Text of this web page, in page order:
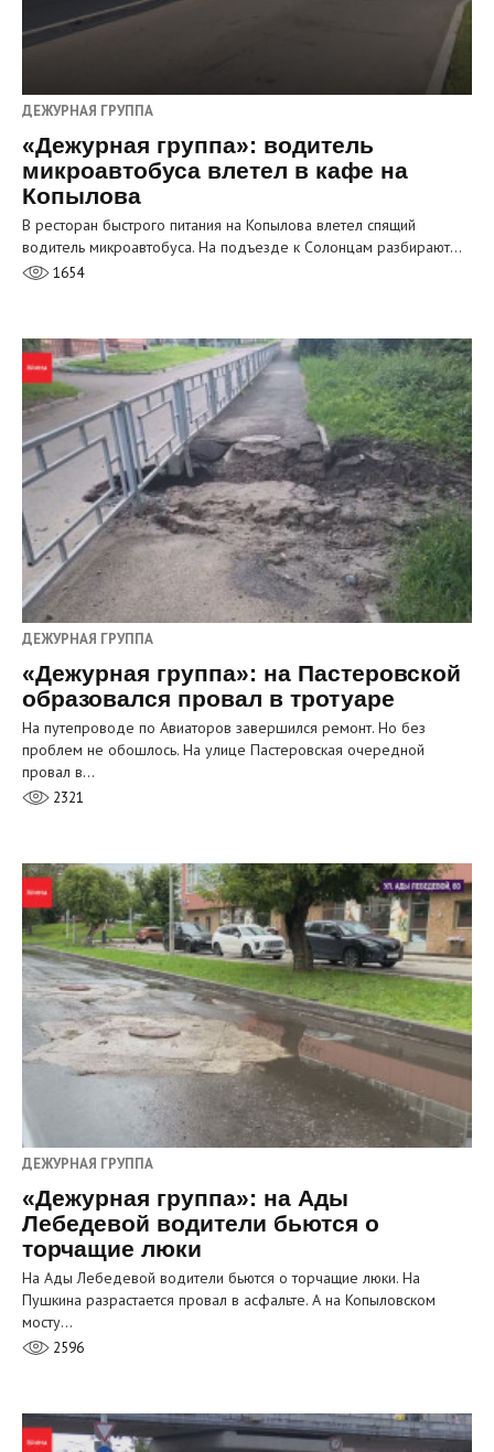
ДЕЖУРНАЯ ГРУППА
«Дежурная группа»: водитель
микроавтобуса влетел в кафе на
Копылова
В ресторан быстрого питания на Копылова влетел спящий
водитель микроавтобуса. На подъезде к Солонцам разбирают…
1654
ДЕЖУРНАЯ ГРУППА
«Дежурная группа»: на Пастеровской
образовался провал в тротуаре
На путепроводе по Авиаторов завершился ремонт. Но без
проблем не обошлось. На улице Пастеровская очередной
провал в…
2321
ДЕЖУРНАЯ ГРУППА
«Дежурная группа»: на Ады
Лебедевой водители бьются о
торчащие люки
На Ады Лебедевой водители бьются о торчащие люки. На
Пушкина разрастается провал в асфальте. А на Копыловском
мосту…
2596